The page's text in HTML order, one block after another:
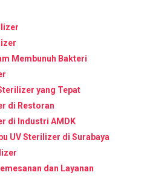
Membunuh Bakteri
yang Tepat
di Restoran
di Industri AMDK
UV Sterilizer di Surabaya
dan Layanan